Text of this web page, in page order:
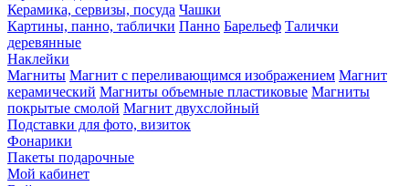
Керамика, сервизы, посуда Чашки
Картины, панно, таблички Панно Барельеф Талички
деревянные
Наклейки
Магниты Магнит с переливающимся изображением Магнит
керамический Магниты объемные пластиковые Магниты
покрытые смолой Магнит двухслойный
Подставки для фото, визиток
Фонарики
Пакеты подарочные
Мой кабинет